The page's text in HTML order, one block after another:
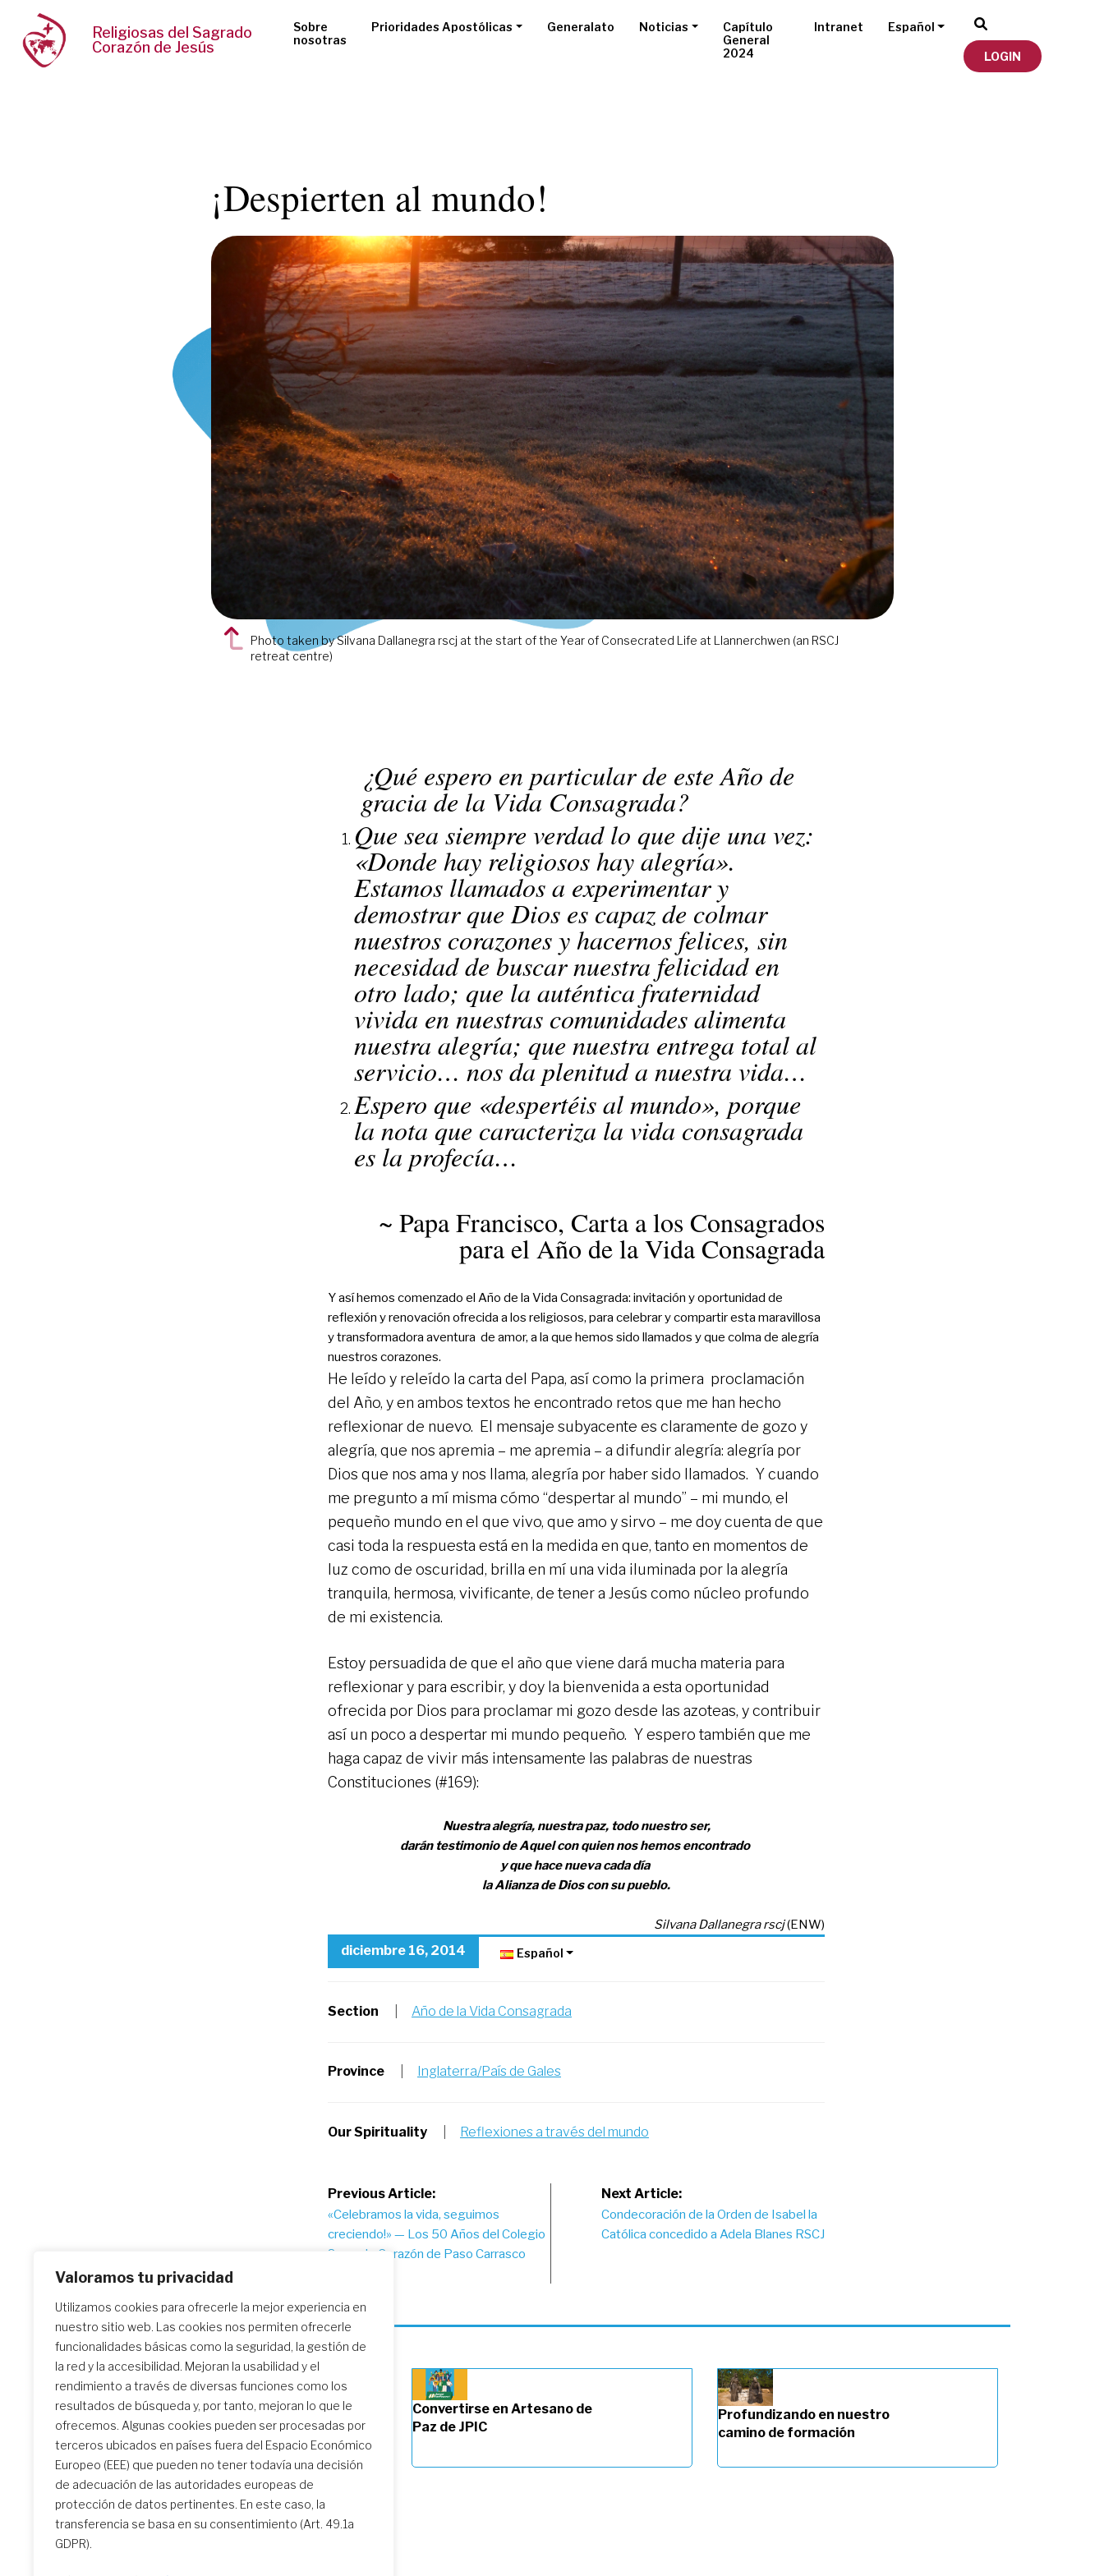
Valoramos tu privacidad
Utilizamos cookies para ofrecerle la mejor experiencia en
nuestro sitio web. Las cookies nos permiten ofrecerle
funcionalidades básicas como la seguridad, la gestión de
la red y la accesibilidad. Mejoran la usabilidad y el
rendimiento a través de diversas funciones como los
resultados de búsqueda y, por tanto, mejoran lo que le
ofrecemos. Algunas cookies pueden ser procesadas por
terceros ubicados en países fuera del Espacio Económico
Europeo (EEE) que pueden no tener todavía una decisión
de adecuación de las autoridades europeas de
protección de datos pertinentes. En este caso, la
transferencia se basa en su consentimiento (Art. 49.1a
GDPR).
Religiosas del Sagrado
Corazón de Jesús
Sobre
nosotras
Prioridades Apostólicas Generalato Noticias
Capítulo
General
2024
Intranet Español
LOGIN
¡Despierten al mundo!
Photo taken by Silvana Dallanegra rscj at the start of the Year of Consecrated Life at Llannerchwen (an RSCJ
retreat centre)
¿Qué espero en particular de este Año de
gracia de la Vida Consagrada?
Que sea siempre verdad lo que dije una vez:
«Donde hay religiosos hay alegría».
Estamos llamados a experimentar y
demostrar que Dios es capaz de colmar
nuestros corazones y hacernos felices, sin
necesidad de buscar nuestra felicidad en
otro lado; que la auténtica fraternidad
vivida en nuestras comunidades alimenta
nuestra alegría; que nuestra entrega total al
servicio… nos da plenitud a nuestra vida…
Espero que «despertéis al mundo», porque
la nota que caracteriza la vida consagrada
es la profecía…
~ Papa Francisco, Carta a los Consagrados
para el Año de la Vida Consagrada
Y así hemos comenzado el Año de la Vida Consagrada: invitación y oportunidad de
reflexión y renovación ofrecida a los religiosos, para celebrar y compartir esta maravillosa
y transformadora aventura de amor, a la que hemos sido llamados y que colma de alegría
nuestros corazones.
He leído y releído la carta del Papa, así como la primera proclamación
del Año, y en ambos textos he encontrado retos que me han hecho
reflexionar de nuevo. El mensaje subyacente es claramente de gozo y
alegría, que nos apremia – me apremia – a difundir alegría: alegría por
Dios que nos ama y nos llama, alegría por haber sido llamados. Y cuando
me pregunto a mí misma cómo “despertar al mundo” – mi mundo, el
pequeño mundo en el que vivo, que amo y sirvo – me doy cuenta de que
casi toda la respuesta está en la medida en que, tanto en momentos de
luz como de oscuridad, brilla en mí una vida iluminada por la alegría
tranquila, hermosa, vivificante, de tener a Jesús como núcleo profundo
de mi existencia.
Estoy persuadida de que el año que viene dará mucha materia para
reflexionar y para escribir, y doy la bienvenida a esta oportunidad
ofrecida por Dios para proclamar mi gozo desde las azoteas, y contribuir
así un poco a despertar mi mundo pequeño. Y espero también que me
haga capaz de vivir más intensamente las palabras de nuestras
Constituciones (#169):
Nuestra alegría, nuestra paz, todo nuestro ser,
darán testimonio de Aquel con quien nos hemos encontrado
y que hace nueva cada día
la Alianza de Dios con su pueblo.
Silvana Dallanegra rscj(ENW)
diciembre 16, 2014 Español
Section Año de la Vida Consagrada
Province Inglaterra/País de Gales
Our Spirituality Reflexiones a través del mundo
Post
navigation
Previous Article:
«Celebramos la vida, seguimos
creciendo!» — Los 50 Años del Colegio
Sagrado Corazón de Paso Carrasco
Next Article:
Condecoración de la Orden de Isabel la
Católica concedido a Adela Blanes RSCJ
Similar Posts
El encuentro de formación
inicial: un camino
transformador
Convertirse en Artesano de
Paz de JPIC
Profundizando en nuestro
camino de formación